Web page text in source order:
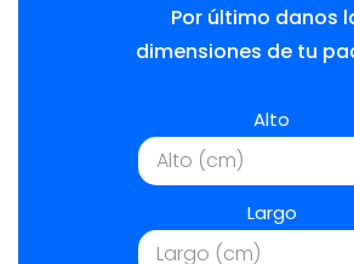
Por último danos
dimensiones de tu
Alto
Largo